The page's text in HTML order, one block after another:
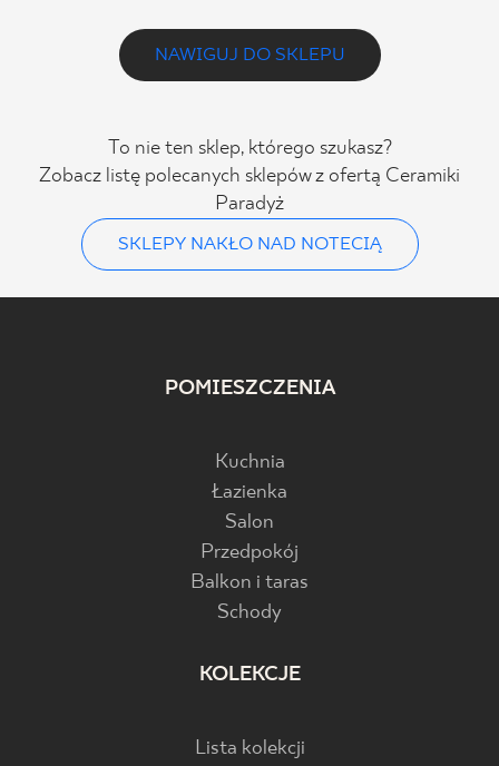
NAWIGUJ DO SKLEPU
To nie ten sklep, którego szukasz?
Zobacz listę polecanych sklepów z ofertą Ceramiki
Paradyż
SKLEPY NAKŁO NAD NOTECIĄ
POMIESZCZENIA
Kuchnia
Łazienka
Salon
Przedpokój
Balkon i taras
Schody
KOLEKCJE
Lista kolekcji